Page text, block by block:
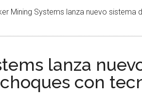
Mining Systems lanza nuevo sistema
lanza
con